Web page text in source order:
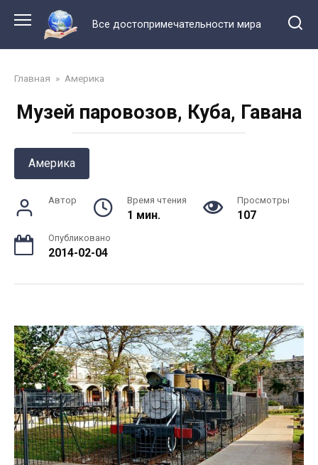
контенту
Все достопримечательности мира
Главная » Америка
Музей паровозов, Куба, Гавана
Америка
Автор Время чтения
1 мин.
Просмотры
107
Опубликовано
2014-02-04